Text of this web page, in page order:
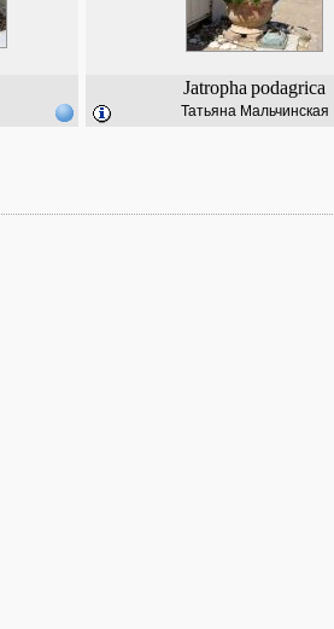
Jatropha podagrica
Татьяна Мальчинская